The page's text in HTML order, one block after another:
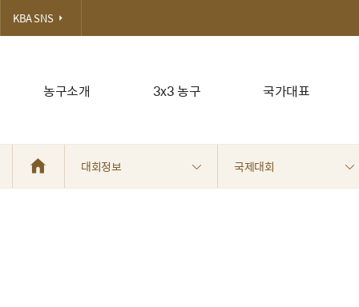
농구소개 3x3 농구 국가대표
KBA SNS
대회정보 국제대회